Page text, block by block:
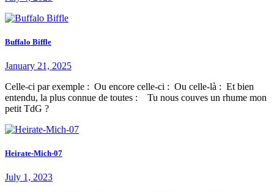
Buffalo Biffle
January 21, 2025
Celle-ci par exemple : Ou encore celle-ci : Ou celle-là : Et bien
entendu, la plus connue de toutes : Tu nous couves un rhume mon
petit TdG ?
Heirate-Mich-07
July 1, 2023